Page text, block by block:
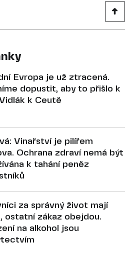
Evropa je už ztracená.
dopustit, aby to přišlo k
k Ceutě
Vinařství je pilířem
Ochrana zdraví nemá být
k tahání peněz
za správný život mají
ostatní zákaz obejdou.
na alkohol jsou